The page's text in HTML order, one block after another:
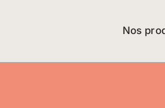
Nos